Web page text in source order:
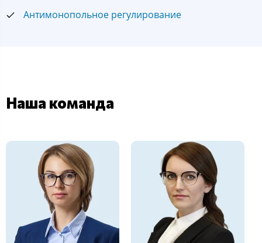
Антимонопольное регулирование
Наша команда